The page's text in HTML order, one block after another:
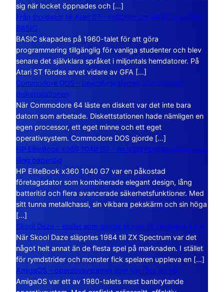
sig när locket öppnades och […]
Från stordator till Atari ST – historien om BASIC och GFA
BASIC
BASIC skapades på 1960-talet för att göra
programmering tillgänglig för vanliga studenter och blev
senare det självklara språket i miljontals hemdatorer. På
Atari ST fördes arvet vidare av GFA […]
Commodore DOS – operativsystemet som bodde i
diskettstationen
När Commodore 64 läste en diskett var det inte bara
datorn som arbetade. Diskettstationen hade nämligen en
egen processor, ett eget minne och ett eget
operativsystem. Commodore DOS gjorde […]
HP EliteBook x360 1040 G7 – en lyxig företagsdator med
lång batteritid
HP EliteBook x360 1040 G7 var en påkostad
företagsdator som kombinerade elegant design, lång
batteritid och flera avancerade säkerhetsfunktioner. Med
sitt tunna metallchassi, sin vikbara pekskärm och sin höga
[…]
Skool Daze – spelet som gjorde skolan till ett öppet kaos
När Skool Daze släpptes 1984 till ZX Spectrum var det
något helt annat än de flesta spel på marknaden. I stället
för rymdstrider och monster fick spelaren uppleva en […]
AmigaOS – operativsystemet som var före sin tid
AmigaOS var ett av 1980-talets mest banbrytande